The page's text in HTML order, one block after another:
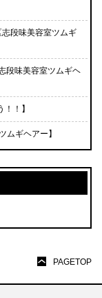
志段味美容室ツムギ
段味美容室ツムギヘ
！】
ムギヘアー】
PAGETOP